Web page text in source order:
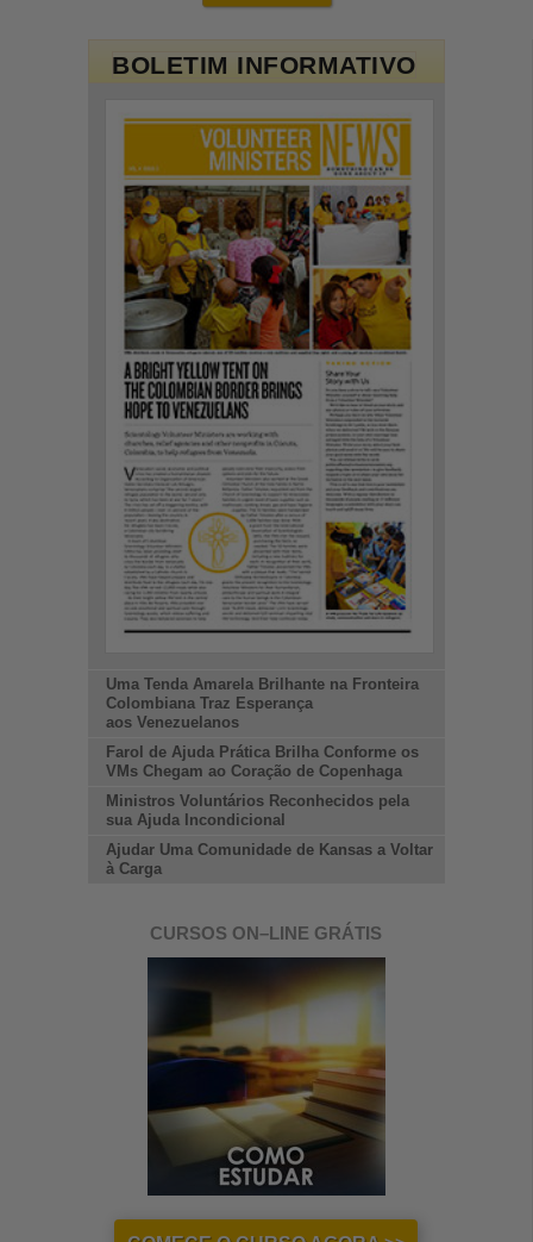
BOLETIM INFORMATIVO
Uma Tenda Amarela Brilhante na Fronteira
Colombiana Traz Esperança
aos Venezuelanos
Farol de Ajuda Prática Brilha Conforme os
VMs Chegam ao Coração de Copenhaga
Ministros Voluntários Reconhecidos pela
sua Ajuda Incondicional
Ajudar Uma Comunidade de Kansas a Voltar
à Carga
CURSOS ON–LINE GRÁTIS